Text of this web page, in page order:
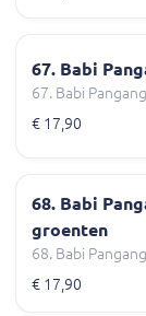
67. Babi
67. Babi
€ 17,90
68. Babi
groenten
68. Babi
€ 17,90